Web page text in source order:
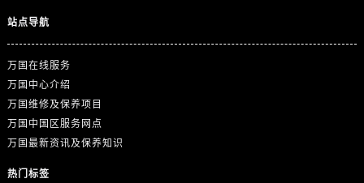
站点导航
万国在线服务
万国中心介绍
万国维修及保养项目
万国中国区服务网点
万国最新资讯及保养知识
热门标签